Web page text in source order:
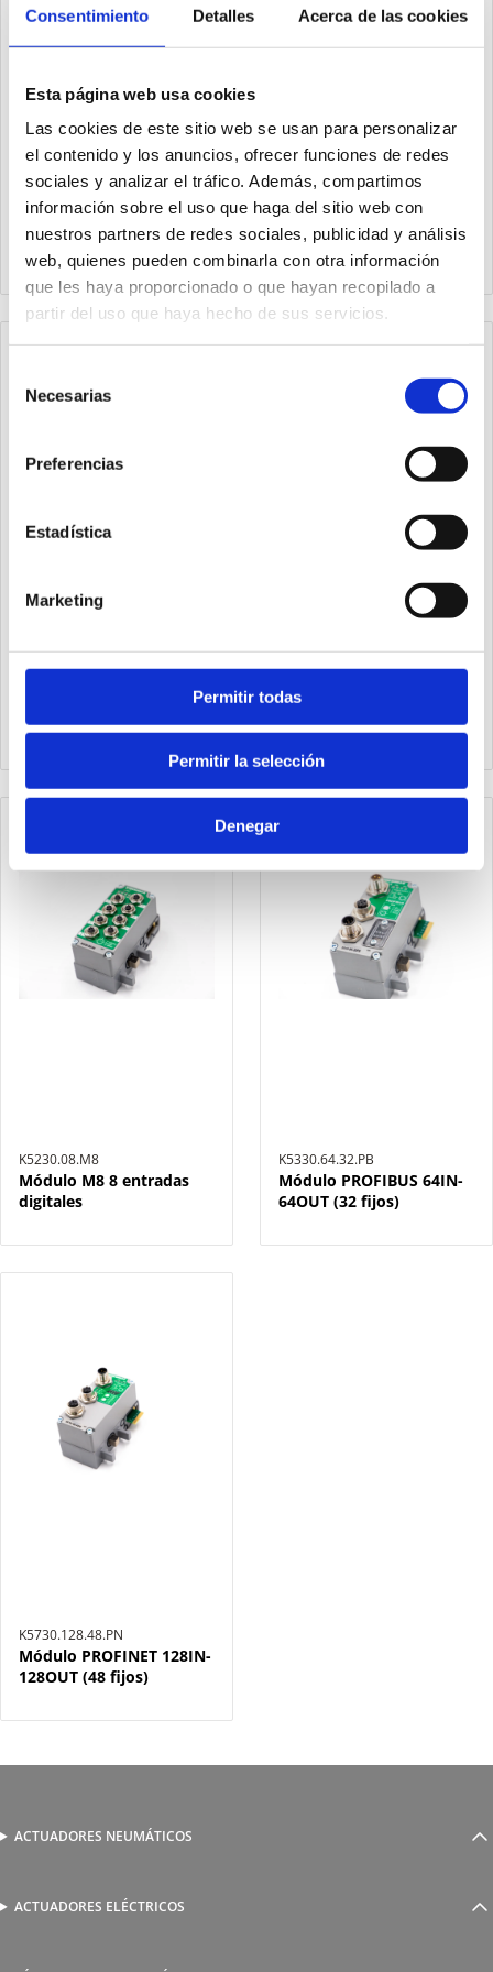
Consentimiento Detalles Acerca de las cookies
Esta página web usa cookies
Las cookies de este sitio web se usan para personalizar
el contenido y los anuncios, ofrecer funciones de redes
sociales y analizar el tráfico. Además, compartimos
información sobre el uso que haga del sitio web con
nuestros partners de redes sociales, publicidad y análisis
web, quienes pueden combinarla con otra información
que les haya proporcionado o que hayan recopilado a
partir del uso que haya hecho de sus servicios.
Necesarias
Preferencias
Estadística
Marketing
Permitir todas
Permitir la selección
Denegar
2400.37.05.00
Cable completo de 5 m
con conector en línea, 37
polos, IP40
2400.37.10.10
Cable completo de 3 m
con conector en línea, 37
polos, IP65
Conector de alimentación
recto M12A 4P hembra
5312D.M04.00
Conector recto M12D 4P
EtherCAT®, PROFINET 10
RT y EtherNet/lP
K5230.08.M8
Módulo M8 8 entradas
digitales
K5330.64.32.PB
Módulo PROFIBUS 64IN-
64OUT (32 fijos)
K5730.128.48.PN
Módulo PROFINET 128IN-
128OUT (48 fijos)
ACTUADORES NEUMÁTICOS
Cilindros neumáticos
Actuadores guiados
ACTUADORES ELÉCTRICOS
Serie 1800 de cilindros eléctricos